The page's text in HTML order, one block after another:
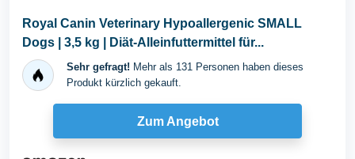
Royal Canin Veterinary Hypoallergenic SMALL
Dogs | 3,5 kg | Diät-Alleinfuttermittel für...
Sehr gefragt! Mehr als 131 Personen haben dieses
Produkt kürzlich gekauft.
Zum Angebot